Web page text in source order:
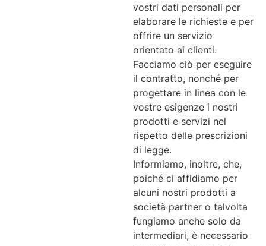
vostri dati personali per
elaborare le richieste e per
offrire un servizio
orientato ai clienti.
Facciamo ciò per eseguire
il contratto, nonché per
progettare in linea con le
vostre esigenze i nostri
prodotti e servizi nel
rispetto delle prescrizioni
di legge.
Informiamo, inoltre, che,
poiché ci affidiamo per
alcuni nostri prodotti a
società partner o talvolta
fungiamo anche solo da
intermediari, è necessario